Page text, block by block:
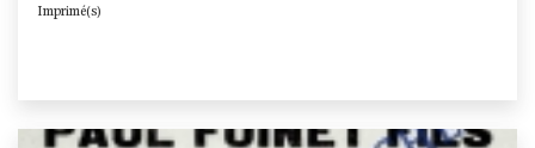
Imprimé(s)